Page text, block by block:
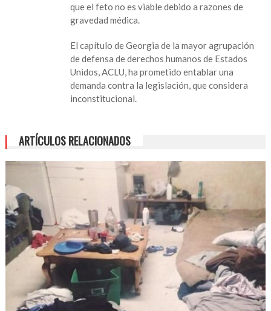
que el feto no es viable debido a razones de
gravedad médica.
El capítulo de Georgia de la mayor agrupación
de defensa de derechos humanos de Estados
Unidos, ACLU, ha prometido entablar una
demanda contra la legislación, que considera
inconstitucional.
ARTÍCULOS RELACIONADOS